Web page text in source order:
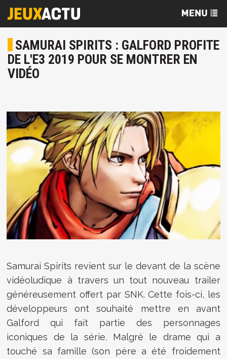
SAMURAI SPIRITS : GALFORD PROFITE
DE L'E3 2019 POUR SE MONTRER EN
VIDÉO
Samurai Spirits revient sur le devant de la scène
vidéoludique à travers un tout nouveau trailer
généreusement offert par SNK. Cette fois-ci, les
développeurs ont souhaité mettre en avant
Galford qui fait partie des personnages
iconiques de la série. Malgré le drame qui a
touché sa famille (son père a été froidement